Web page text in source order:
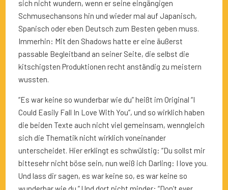
sich nicht wundern, wenn er seine eingängigen
Schmusechansons hin und wieder mal auf Japanisch,
Spanisch oder eben Deutsch zum Besten geben muss.
Immerhin: Mit den Shadows hatte er eine äußerst
passable Begleitband an seiner Seite, die selbst die
kitschigsten Produktionen recht anständig zu meistern
wussten.
“Es war keine so wunderbar wie du” heißt im Original “I
Could Easily Fall In Love With You”, und so wirklich haben
die beiden Texte auch nicht viel gemeinsam, wenngleich
sich die Thematik nicht wirklich voneinander
unterscheidet. Hier erklingt es schwülstig: “Du sollst mir
bittesehr nicht böse sein, nun weiß ich Darling: I love you.
Und lass dir sagen, es war keine so, es war keine so